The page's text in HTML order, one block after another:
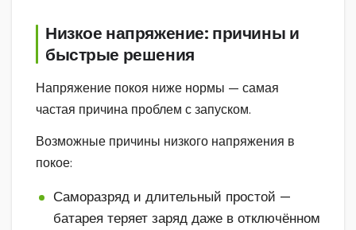
Низкое напряжение: причины и
быстрые решения
Напряжение покоя ниже нормы — самая
частая причина проблем с запуском.
Возможные причины низкого напряжения в
покое:
Саморазряд и длительный простой —
батарея теряет заряд даже в отключённом